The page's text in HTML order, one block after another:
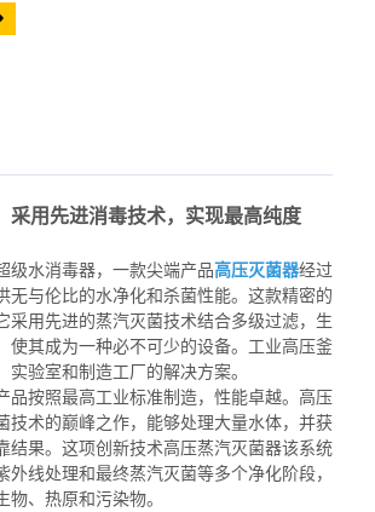
采用先进消毒技术，实现最高纯度
级水消毒器，一款尖端产品高压灭菌器经过
无与伦比的水净化和杀菌性能。这款精密的
采用先进的蒸汽灭菌技术结合多级过滤，生
使其成为一种必不可少的设备。 工业高压釜
实验室和制造工厂的解决方案。
品按照最高工业标准制造，性能卓越。 高压
技术的巅峰之作，能够处理大量水体，并获
结果。这项创新技术高压蒸汽灭菌器该系统
外线处理和最终蒸汽灭菌等多个净化阶段，
、热原和污染物。